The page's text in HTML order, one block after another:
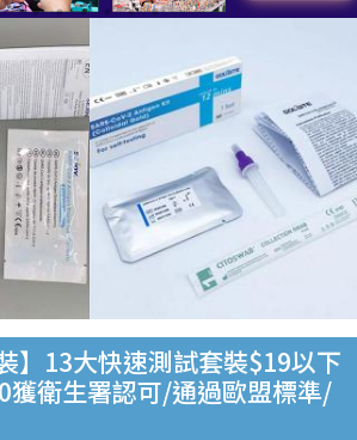
】13大快速測試套裝$19以下
獲衛生署認可/通過歐盟標準/